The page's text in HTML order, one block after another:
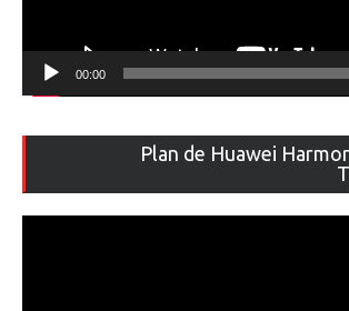
00:00
Plan de Huawei